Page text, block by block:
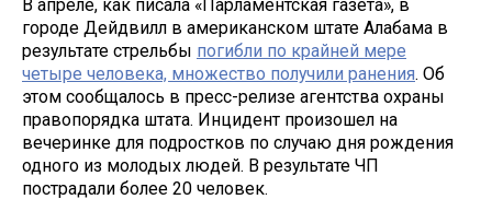
В апреле, как писала «Парламентская газета», в
городе Дейдвилл в американском штате Алабама в
результате стрельбы погибли по крайней мере
четыре человека, множество получили ранения. Об
этом сообщалось в пресс-релизе агентства охраны
правопорядка штата. Инцидент произошел на
вечеринке для подростков по случаю дня рождения
одного из молодых людей. В результате ЧП
пострадали более 20 человек.